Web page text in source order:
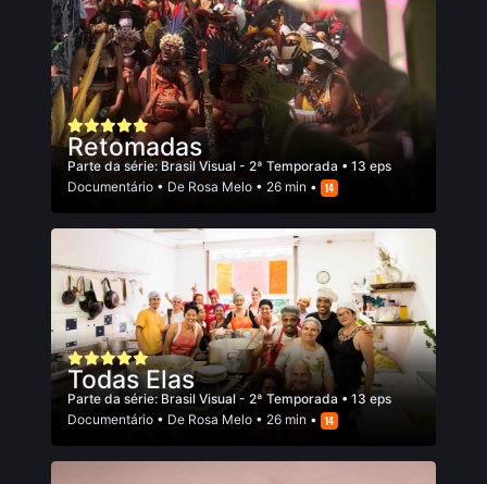
Retomadas
Parte da série: Brasil Visual - 2ª Temporada • 13 eps
Documentário • De Rosa Melo • 26 min •
Todas Elas
Parte da série:Brasil Visual - 2ª Temporada • 13 eps
Documentário • De Rosa Melo • 26 min •